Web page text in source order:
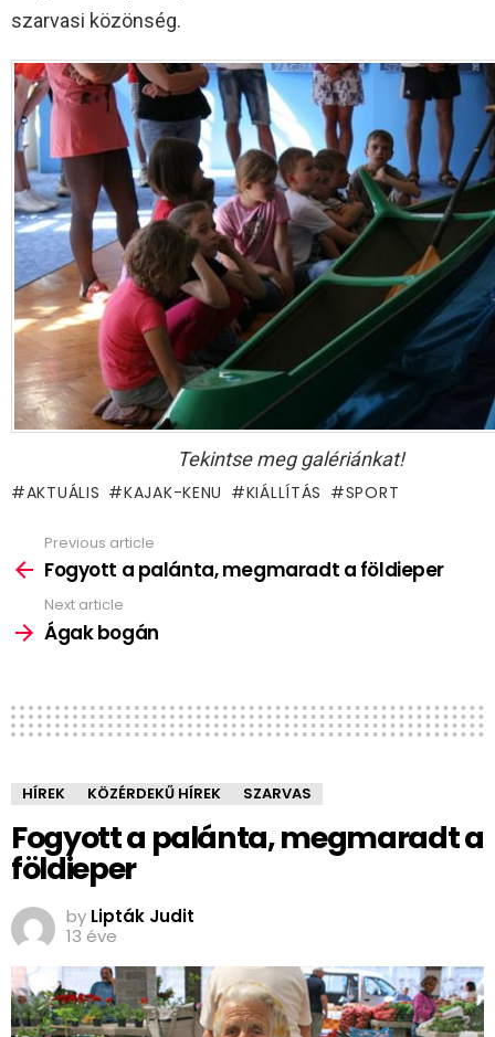
szarvasi közönség.
Tekintse meg galériánkat!
AKTUÁLIS KAJAK-KENU KIÁLLÍTÁS SPORT
more
Previous article
Fogyott a palánta, megmaradt a földieper
Next article
Ágak bogán
HÍREK KÖZÉRDEKŰ HÍREK SZARVAS
Fogyott a palánta, megmaradt a
földieper
by Lipták Judit
13 éve